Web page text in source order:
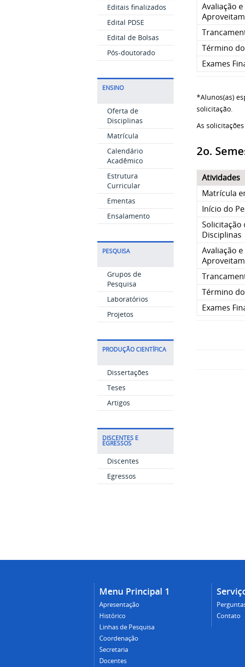
Editais finalizados
Edital PDSE
Edital de Bolsas
Pós-doutorado
ENSINO
Oferta de
Disciplinas
Matrícula
Calendário
Acadêmico
Estrutura
Curricular
Ementas
Ensalamento
PESQUISA
Grupos de
Pesquisa
Laboratórios
Projetos
PRODUÇÃO CIENTÍFICA
Dissertações
Teses
Artigos
DISCENTES E
EGRESSOS
Discentes
Egressos
Avaliação
Término
Exames
*Alunos(as)
solicitação.
As
2o.
Atividades
Matrícula
Início do
Solicitação
Disciplinas
Avaliação
Término
Exames
Menu Principal 1
Apresentação
Histórico
Linhas de Pesquisa
Coordenação
Secretaria
Docentes
Contato